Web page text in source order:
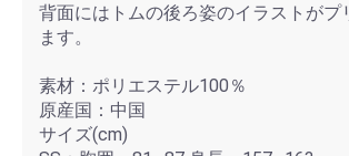
背面にはトムの後ろ姿のイラストがプ
ます。
素材：ポリエステル100％
原産国：中国
サイズ(cm)